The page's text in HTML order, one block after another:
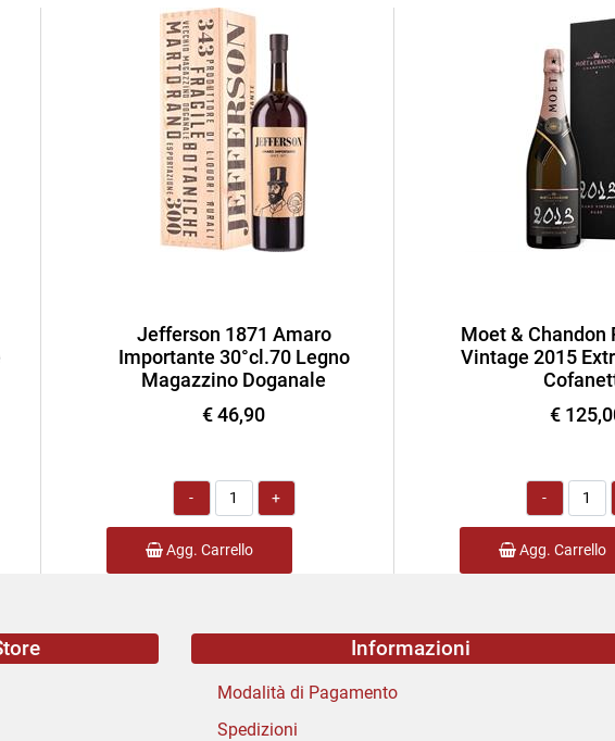
Jefferson 1871 Amaro
Importante 30°cl.70 Legno
Magazzino Doganale
€ 46,90
Quantità
Agg. Carrello
Moet & Chandon
Vintage 2015
€
Agg. Carrello
Informazioni
Modalità di Pagamento
Spedizioni